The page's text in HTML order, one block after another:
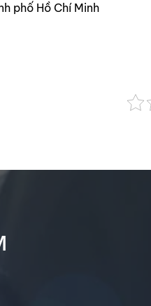
phố Hồ Chí Minh